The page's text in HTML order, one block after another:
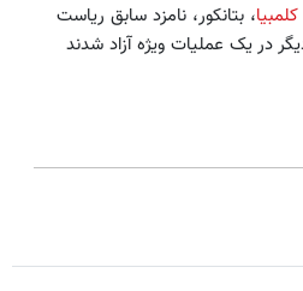
کلمبیا، بتانکور، نامزد سابق ریاست